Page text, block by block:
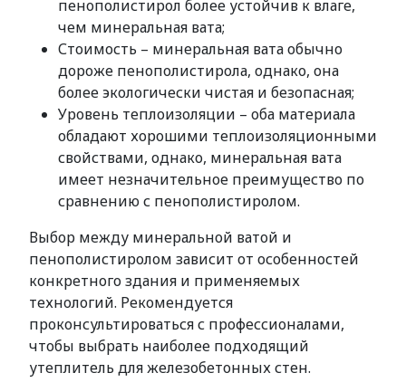
пенополистирол более устойчив к влаге,
чем минеральная вата;
Стоимость – минеральная вата обычно
дороже пенополистирола, однако, она
более экологически чистая и безопасная;
Уровень теплоизоляции – оба материала
обладают хорошими теплоизоляционными
свойствами, однако, минеральная вата
имеет незначительное преимущество по
сравнению с пенополистиролом.
Выбор между минеральной ватой и
пенополистиролом зависит от особенностей
конкретного здания и применяемых
технологий. Рекомендуется
проконсультироваться с профессионалами,
чтобы выбрать наиболее подходящий
утеплитель для железобетонных стен.